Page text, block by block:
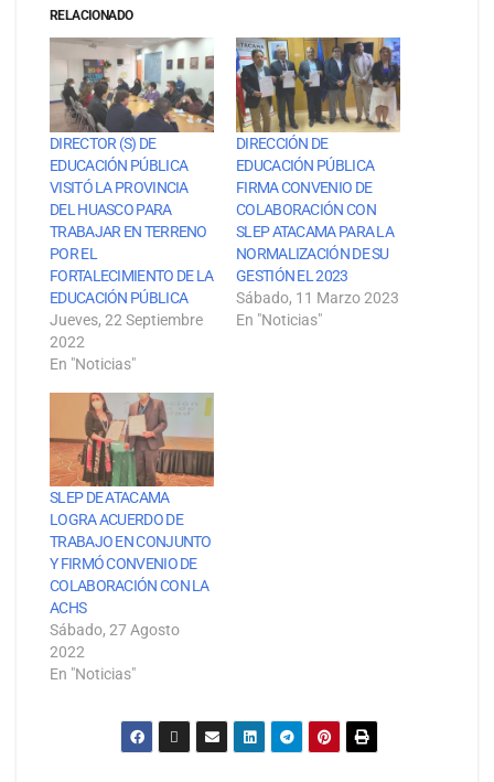
RELACIONADO
DIRECTOR (S) DE
EDUCACIÓN PÚBLICA
VISITÓ LA PROVINCIA
DEL HUASCO PARA
TRABAJAR EN TERRENO
POR EL
FORTALECIMIENTO DE LA
EDUCACIÓN PÚBLICA
Jueves, 22 Septiembre
2022
En "Noticias"
DIRECCIÓN DE
EDUCACIÓN PÚBLICA
FIRMA CONVENIO DE
COLABORACIÓN CON
SLEP ATACAMA PARA LA
NORMALIZACIÓN DE SU
GESTIÓN EL 2023
Sábado, 11 Marzo 2023
En "Noticias"
SLEP DE ATACAMA
LOGRA ACUERDO DE
TRABAJO EN CONJUNTO
Y FIRMÓ CONVENIO DE
COLABORACIÓN CON LA
ACHS
Sábado, 27 Agosto
2022
En "Noticias"